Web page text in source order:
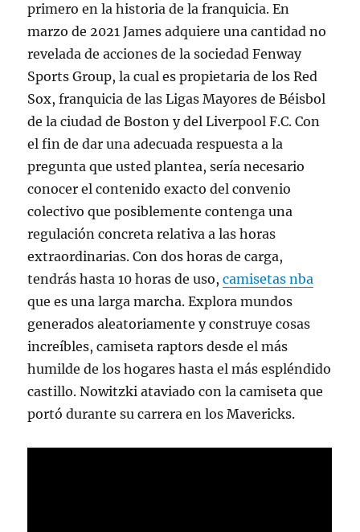
primero en la historia de la franquicia. En
marzo de 2021 James adquiere una cantidad no
revelada de acciones de la sociedad Fenway
Sports Group, la cual es propietaria de los Red
Sox, franquicia de las Ligas Mayores de Béisbol
de la ciudad de Boston y del Liverpool F.C. Con
el fin de dar una adecuada respuesta a la
pregunta que usted plantea, sería necesario
conocer el contenido exacto del convenio
colectivo que posiblemente contenga una
regulación concreta relativa a las horas
extraordinarias. Con dos horas de carga,
tendrás hasta 10 horas de uso,camisetas nba
que es una larga marcha. Explora mundos
generados aleatoriamente y construye cosas
increíbles, camiseta raptors desde el más
humilde de los hogares hasta el más espléndido
castillo. Nowitzki ataviado con la camiseta que
portó durante su carrera en los Mavericks.